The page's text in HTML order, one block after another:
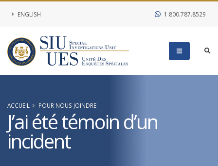
ENGLISH 1.800.787.8529
ACCUEIL POUR NOUS JOINDRE
J’ai été témoin d’un
incident